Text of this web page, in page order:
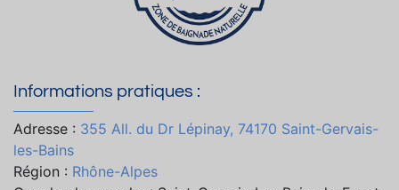
Informations pratiques :
Adresse : 355 All. du Dr Lépinay, 74170 Saint-Gervais-
les-Bains
Région : Rhône-Alpes